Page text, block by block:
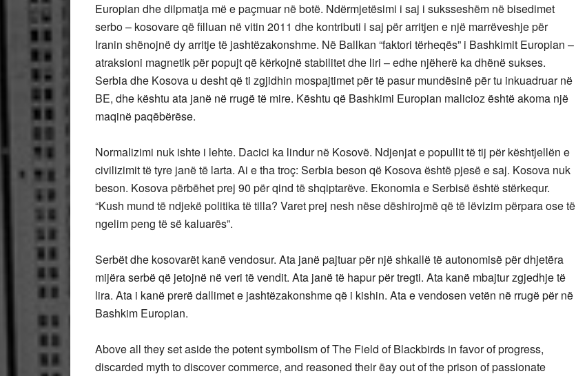
Europian dhe dilpmatja më e paçmuar në botë. Ndërmjetësimi i saj i suksseshëm në bisedimet
serbo – kosovare që filluan në vitin 2011 dhe kontributi i saj për arritjen e një marrëveshje për
Iranin shënojnë dy arritje të jashtëzakonshme. Në Ballkan “faktori tërheqës” i Bashkimit Europian –
atraksioni magnetik për popujt që kërkojnë stabilitet dhe liri – edhe njëherë ka dhënë sukses.
Serbia dhe Kosova u desht që ti zgjidhin mospajtimet për të pasur mundësinë për tu inkuadruar në
BE, dhe kështu ata janë në rrugë të mire. Kështu që Bashkimi Europian malicioz është akoma një
maqinë paqëbërëse.
Normalizimi nuk ishte i lehte. Dacici ka lindur në Kosovë. Ndjenjat e popullit të tij për kështjellën e
civilizimit të tyre janë të larta. Ai e tha troç: Serbia beson që Kosova është pjesë e saj. Kosova nuk
beson. Kosova përbëhet prej 90 për qind të shqiptarëve. Ekonomia e Serbisë është stërkequr.
“Kush mund të ndjekë politika të tilla? Varet prej nesh nëse dëshirojmë që të lëvizim përpara ose të
ngelim peng të së kaluarës”.
Serbët dhe kosovarët kanë vendosur. Ata janë pajtuar për një shkallë të autonomisë për dhjetëra
mijëra serbë që jetojnë në veri të vendit. Ata janë të hapur për tregti. Ata kanë mbajtur zgjedhje të
lira. Ata i kanë prerë dallimet e jashtëzakonshme që i kishin. Ata e vendosen vetën në rrugë për në
Bashkim Europian.
Above all they set aside the potent symbolism of The Field of Blackbirds in favor of progress,
discarded myth to discover commerce, and reasoned their ëay out of the prison of passionate